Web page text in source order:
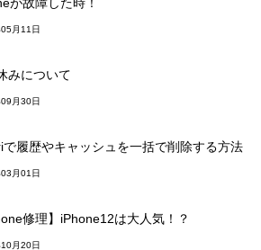
月11日
みについて
月30日
で履歴やキャッシュを一括で削除する方法
月01日
修理】iPhone12は大人気！？
月20日